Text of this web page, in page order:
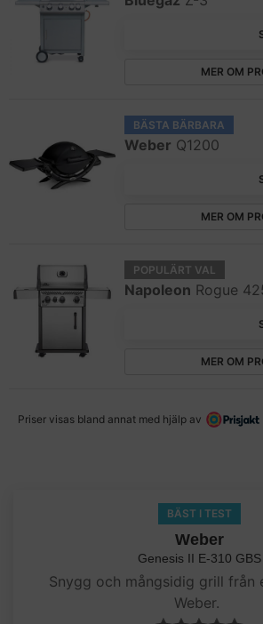
MER OM
BÄSTA BÄRBARA
Weber Q1200
MER OM
POPULÄRT VAL
Napoleon Rogue
MER OM
Priser visas bland annat med hjälp av
BÄST I TEST
Weber
Genesis II E-310 GBS
Snygg och mångsidig grill från
Weber.